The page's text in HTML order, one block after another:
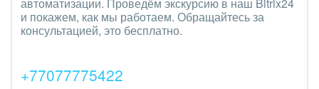
Металлургия
Нефть, газ
и покажем, как мы работаем. Обращайтесь за
консультацией, это бесплатно.
+77077775422